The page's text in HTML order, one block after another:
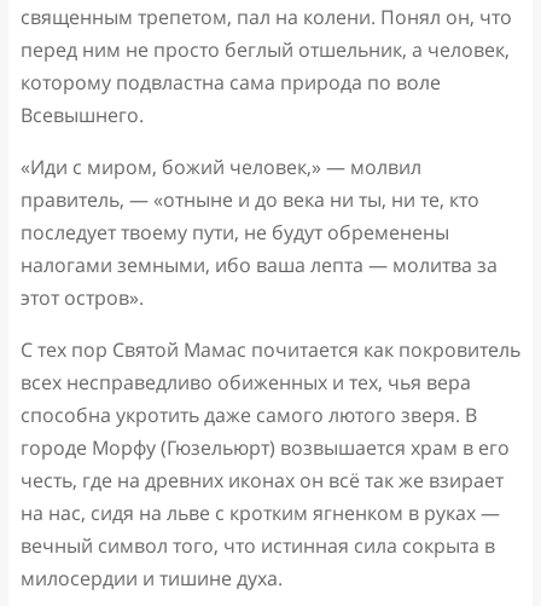
священным трепетом, пал на колени. Понял он, что
перед ним не просто беглый отшельник, а человек,
которому подвластна сама природа по воле
Всевышнего.
«Иди с миром, божий человек,» — молвил
правитель, — «отныне и до века ни ты, ни те, кто
последует твоему пути, не будут обременены
налогами земными, ибо ваша лепта — молитва за
этот остров».
С тех пор Святой Мамас почитается как покровитель
всех несправедливо обиженных и тех, чья вера
способна укротить даже самого лютого зверя. В
городе Морфу (Гюзельюрт) возвышается храм в его
честь, где на древних иконах он всё так же взирает
на нас, сидя на льве с кротким ягненком в руках —
вечный символ того, что истинная сила сокрыта в
милосердии и тишине духа.